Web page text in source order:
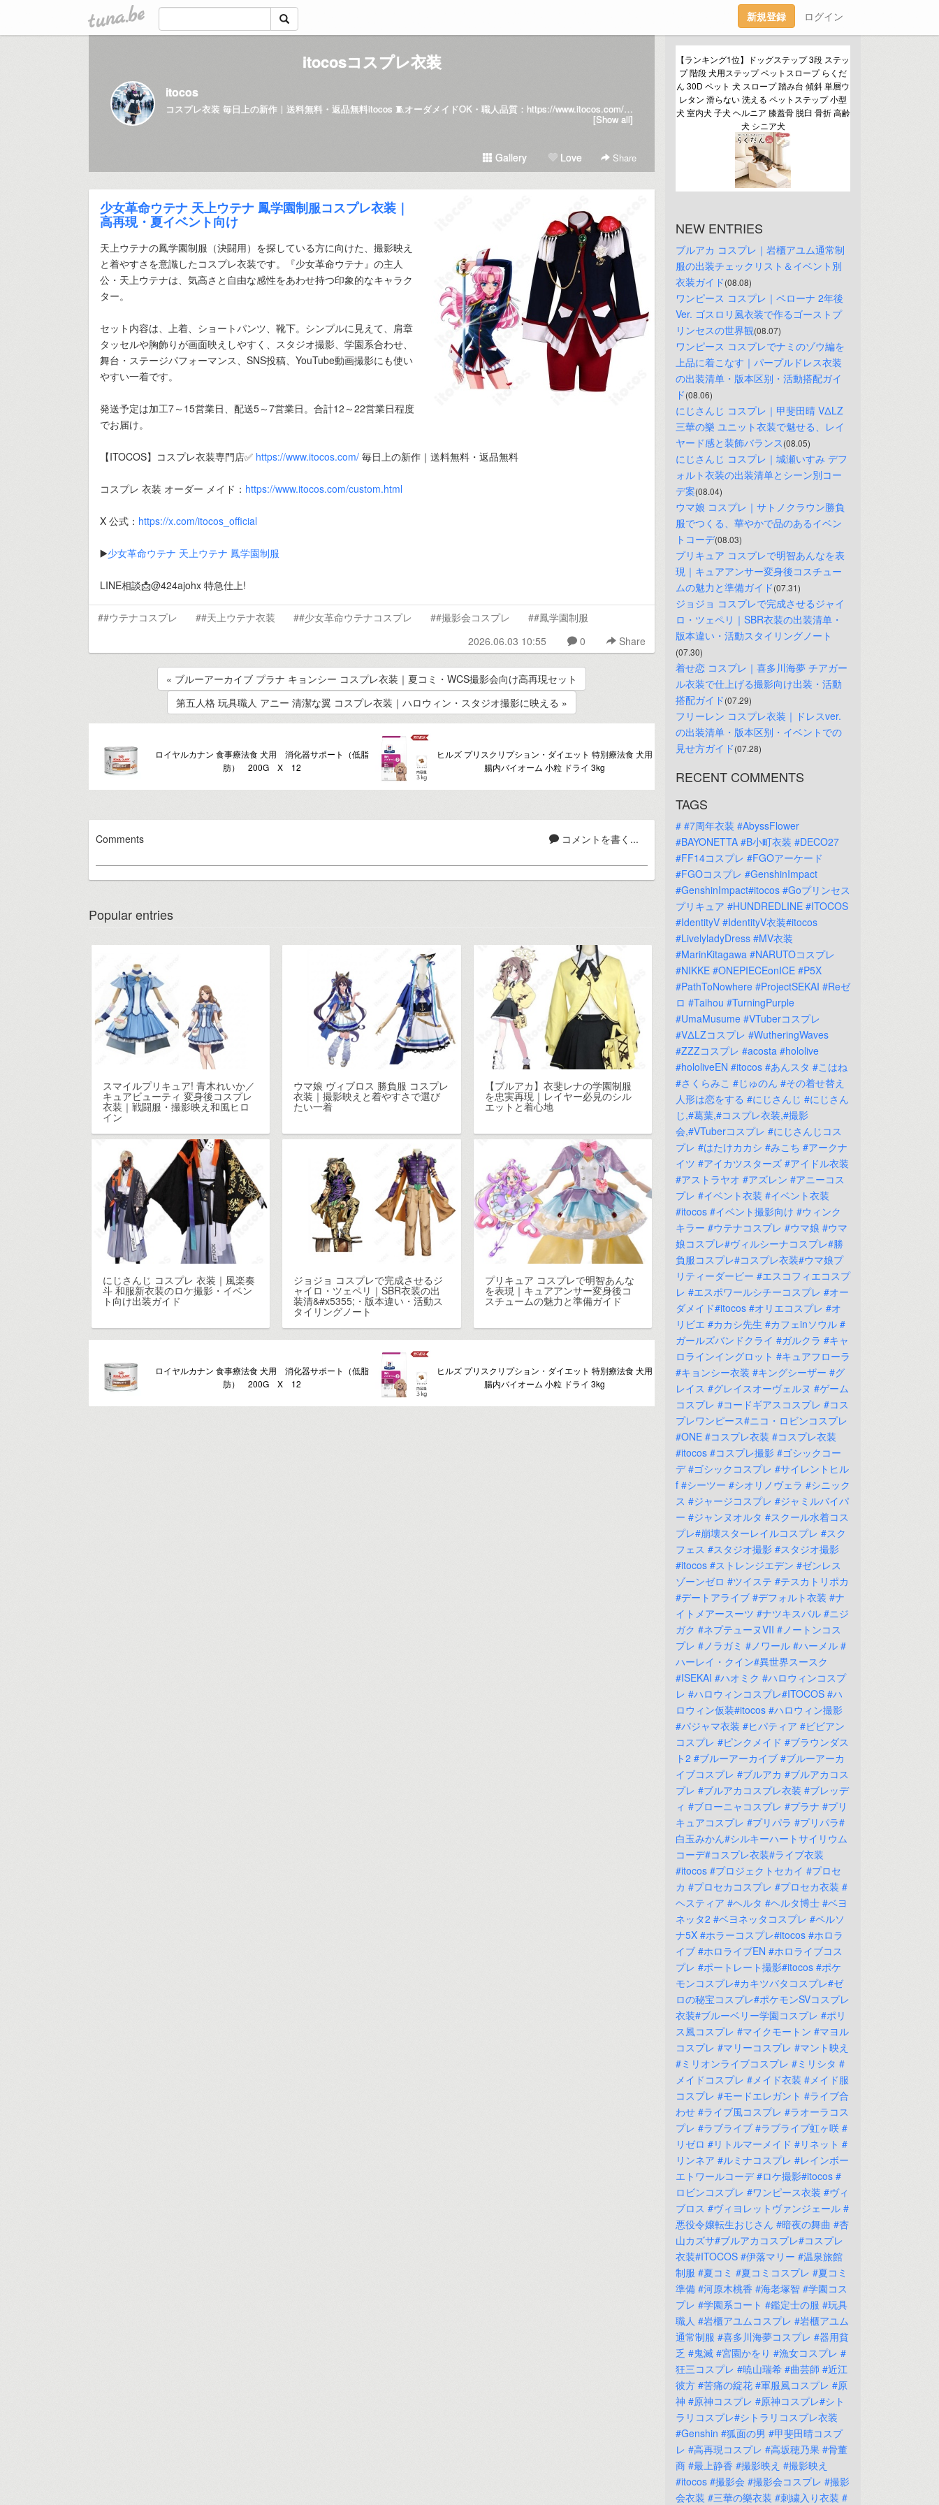
tuna.be 新規登録 ログイン
itocosコスプレ衣装
itocos
コスプレ衣装 毎日上の新作｜送料無料・返品無料itocos 🧵オーダメイドOK・職人品質：https://www.itocos.com/custom.html💬相談はLINE→@424ajohx友だち追加で2000円クーポン＆特急仕上げもLINE受付!
[Show all]
Gallery Love Share
少女革命ウテナ 天上ウテナ 鳳学園制服コスプレ衣装｜
高再現・夏イベント向け
天上ウテナの鳳学園制服（決闘用）を探している方に向けた、撮影映え
と着やすさを意識したコスプレ衣装です。『少女革命ウテナ』の主人
公・天上ウテナは、気高さと自由な感性をあわせ持つ印象的なキャラク
ター。
セット内容は、上着、ショートパンツ、靴下。シンプルに見えて、肩章
タッセルや胸飾りが画面映えしやすく、スタジオ撮影、学園系合わせ、
舞台・ステージパフォーマンス、SNS投稿、YouTube動画撮影にも使い
やすい一着です。
発送予定は加工7～15営業日、配送5～7営業日。合計12～22営業日程度
でお届け。
【ITOCOS】コスプレ衣装専門店✅ https://www.itocos.com/ 毎日上の新作｜送料無料・返品無料
コスプレ 衣装 オーダー メイド： https://www.itocos.com/custom.html
X 公式： https://x.com/itocos_official
▶️少女革命ウテナ 天上ウテナ 鳳学園制服
LINE相談📩@424ajohx 特急仕上!
##ウテナコスプレ ##天上ウテナ衣装 ##少女革命ウテナコスプレ ##撮影会コスプレ
##鳳学園制服
2026.06.03 10:55
0 Share
« ブルーアーカイブ プラナ キョンシー コスプレ衣装｜夏コミ・WCS撮影会向け高再現セット
第五人格 玩具職人 アニー 清潔な翼 コスプレ衣装｜ハロウィン・スタジオ撮影に映える »
ロイヤルカナン 食事療法食 犬用 消化器サポート（低脂
肪） 200G X 12
ヒルズ プリスクリプション・ダイエット 特別療法食 犬用
腸内バイオーム 小粒 ドライ 3kg
コメントを書く...
Comments
Popular entries
スマイルプリキュア! 青木れいか／
キュアビューティ 変身後コスプレ
衣装｜戦闘服・撮影映え和風ヒロ
イン
ウマ娘 ヴィブロス 勝負服 コスプレ
衣装｜撮影映えと着やすさで選び
たい一着
【ブルアカ】衣斐レナの学園制服
を忠実再現｜レイヤー必見のシル
エットと着心地
にじさんじ コスプレ 衣装｜風楽奏
斗 和服新衣装のロケ撮影・イベン
ト向け出装ガイド
ジョジョ コスプレで完成させるジ
ャイロ・ツェペリ｜SBR衣装の出
装清&#x5355;・版本違い・活動ス
タイリングノート
プリキュア コスプレで明智あんな
を表現｜キュアアンサー変身後コ
スチュームの魅力と準備ガイド
ロイヤルカナン 食事療法食 犬用 消化器サポート（低脂
肪） 200G X 12
ヒルズ プリスクリプション・ダイエット 特別療法食 犬用
腸内バイオーム 小粒 ドライ 3kg
【ランキング1位】ドッグステップ 3段 ステッ
プ 階段 犬用ステップ ペットスロープ らくだ
ん 30D ペット 犬 スロープ 踏み台 傾斜 単層ウ
レタン 滑らない 洗える ペットステップ 小型
犬 室内犬 子犬 ヘルニア 膝蓋骨 脱臼 骨折 高齢
犬 シニア犬
NEW ENTRIES
ブルアカ コスプレ｜岩櫃アユム通常制
服の出装チェックリスト＆イベント別
衣装ガイド(08.08)
ワンピース コスプレ｜ペローナ 2年後
Ver. ゴスロリ風衣装で作るゴーストプ
リンセスの世界観(08.07)
ワンピース コスプレでナミのゾウ編を
上品に着こなす｜パープルドレス衣装
の出装清单・版本区别・活動搭配ガイ
ド(08.06)
にじさんじ コスプレ｜甲斐田晴 VΔLZ
三華の樂 ユニット衣装で魅せる、レイ
ヤード感と装飾バランス(08.05)
にじさんじ コスプレ｜城瀬いすみ デフ
ォルト衣装の出装清单とシーン別コー
デ案(08.04)
ウマ娘 コスプレ｜サトノクラウン勝負
服でつくる、華やかで品のあるイベン
トコーデ(08.03)
プリキュア コスプレで明智あんなを表
現｜キュアアンサー変身後コスチュー
ムの魅力と準備ガイド(07.31)
ジョジョ コスプレで完成させるジャイ
ロ・ツェペリ｜SBR衣装の出装清单・
版本違い・活動スタイリングノート
(07.30)
着せ恋 コスプレ｜喜多川海夢 チアガー
ル衣装で仕上げる撮影向け出装・活動
搭配ガイド(07.29)
フリーレン コスプレ衣装｜ドレスver.
の出装清单・版本区别・イベントでの
見せ方ガイド(07.28)
RECENT COMMENTS
TAGS
# #7周年衣装 #AbyssFlower
#BAYONETTA #B小町衣装 #DECO27
#FF14コスプレ #FGOアーケード
#FGOコスプレ #GenshinImpact
#GenshinImpact#itocos #Goプリンセス
プリキュア #HUNDREDLINE #ITOCOS
#IdentityV #IdentityV衣装#itocos
#LivelyladyDress #MV衣装
#MarinKitagawa #NARUTOコスプレ
#NIKKE #ONEPIECEonICE #P5X
#PathToNowhere #ProjectSEKAI #Reゼ
ロ #Taihou #TurningPurple
#UmaMusume #VTuberコスプレ
#VΔLZコスプレ #WutheringWaves
#ZZZコスプレ #acosta #hololive
#hololiveEN #itocos #あんスタ #こはね
#さくらみこ #じゅのん #その着せ替え
人形は恋をする #にじさんじ #にじさん
じ,#葛葉,#コスプレ衣装,#撮影
会,#VTuberコスプレ #にじさんじコス
プレ #はたけカカシ #みこち #アークナ
イツ #アイカツスターズ #アイドル衣装
#アストラヤオ #アズレン #アニーコス
プレ #イベント衣装 #イベント衣装
#itocos #イベント撮影向け #ウィンク
キラー #ウテナコスプレ #ウマ娘 #ウマ
娘コスプレ#ヴィルシーナコスプレ#勝
負服コスプレ#コスプレ衣装#ウマ娘プ
リティーダービー #エスコフィエコスプ
レ #エスポワールシチーコスプレ #オー
ダメイド#itocos #オリエコスプレ #オ
リビエ #カカシ先生 #カフェinソウル #
ガールズバンドクライ #ガルクラ #キャ
ロラインイングロット #キュアフローラ
#キョンシー衣装 #キングシーザー #グ
レイス #グレイスオーヴェルヌ #ゲーム
コスプレ #コードギアスコスプレ #コス
プレワンピース#ニコ・ロビンコスプレ
#ONE #コスプレ衣装 #コスプレ衣装
#itocos #コスプレ撮影 #ゴシックコー
デ #ゴシックコスプレ #サイレントヒル
f #シーツー #シオリノヴェラ #シニック
ス #ジャージコスプレ #ジャミルバイパ
ー #ジャンヌオルタ #スクール水着コス
プレ#崩壊スターレイルコスプレ #スク
フェス #スタジオ撮影 #スタジオ撮影
#itocos #ストレンジエデン #ゼンレス
ゾーンゼロ #ツイステ #テスカトリポカ
#デートアライブ #デフォルト衣装 #ナ
イトメアースーツ #ナツキスバル #ニジ
ガク #ネプテューヌVII #ノートンコス
プレ #ノラガミ #ノワール #ハーメル #
ハーレイ・クイン#異世界スースク
#ISEKAI #ハオミク #ハロウィンコスプ
レ #ハロウィンコスプレ#ITOCOS #ハ
ロウィン仮装#itocos #ハロウィン撮影
#パジャマ衣装 #ヒパティア #ビビアン
コスプレ #ピンクメイド #ブラウンダス
ト2 #ブルーアーカイブ #ブルーアーカ
イブコスプレ #ブルアカ #ブルアカコス
プレ #ブルアカコスプレ衣装 #ブレッデ
ィ #ブローニャコスプレ #プラナ #プリ
キュアコスプレ #プリパラ #プリパラ#
白玉みかん#シルキーハートサイリウム
コーデ#コスプレ衣装#ライブ衣装
#itocos #プロジェクトセカイ #プロセ
カ #プロセカコスプレ #プロセカ衣装 #
ヘスティア #ヘルタ #ヘルタ博士 #ベヨ
ネッタ2 #ベヨネッタコスプレ #ペルソ
ナ5X #ホラーコスプレ#itocos #ホロラ
イブ #ホロライブEN #ホロライブコス
プレ #ポートレート撮影#itocos #ポケ
モンコスプレ#カキツバタコスプレ#ゼ
ロの秘宝コスプレ#ポケモンSVコスプレ
衣装#ブルーベリー学園コスプレ #ポリ
ス風コスプレ #マイクモートン #マヨル
コスプレ #マリーコスプレ #マント映え
#ミリオンライブコスプレ #ミリシタ #
メイドコスプレ #メイド衣装 #メイド服
コスプレ #モードエレガント #ライブ合
わせ #ライブ風コスプレ #ラオーラコス
プレ #ラブライブ #ラブライブ虹ヶ咲 #
リゼロ #リトルマーメイド #リネット #
リンネア #ルミナコスプレ #レインボー
エトワールコーデ #ロケ撮影#itocos #
ロビンコスプレ #ワンピース衣装 #ヴィ
ブロス #ヴィヨレットヴァンジェール #
悪役令嬢転生おじさん #暗夜の舞曲 #杏
山カズサ#ブルアカコスプレ#コスプレ
衣装#ITOCOS #伊落マリー #温泉旅館
制服 #夏コミ #夏コミコスプレ #夏コミ
準備 #河原木桃香 #海老塚智 #学園コス
プレ #学園系コート #鑑定士の服 #玩具
職人 #岩櫃アユムコスプレ #岩櫃アユム
通常制服 #喜多川海夢コスプレ #器用貧
乏 #鬼滅 #宮園かをり #漁女コスプレ #
狂三コスプレ #暁山瑞希 #曲芸師 #近江
彼方 #苦痛の綻花 #軍服風コスプレ #原
神 #原神コスプレ #原神コスプレ#シト
ラリコスプレ#シトラリコスプレ衣装
#Genshin #狐面の男 #甲斐田晴コスプ
レ #高再現コスプレ #高坂穂乃果 #骨董
商 #最上静香 #撮影映え #撮影映え
#itocos #撮影会 #撮影会コスプレ #撮影
会衣装 #三華の樂衣装 #刺繍入り衣装 #